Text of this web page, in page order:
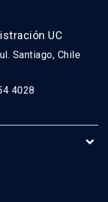
UC
Santiago, Chile
4028